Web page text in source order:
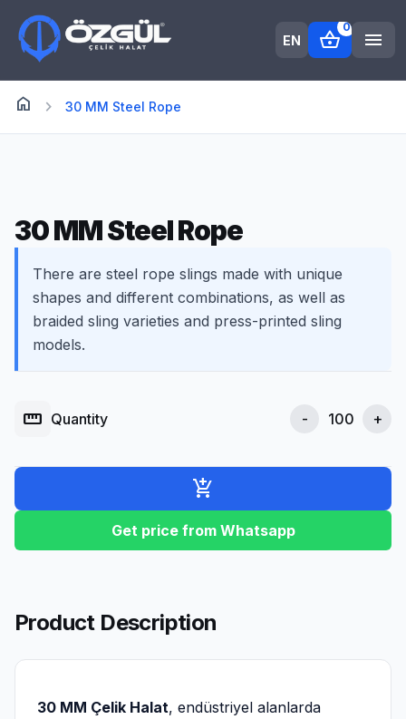
EN shopping_basket
0
menu
home Anasayfa
chevron_right 30 MM Steel Rope
30 MM Steel Rope
There are steel rope slings made with unique
shapes and different combinations, as well as
braided sling varieties and press-printed sling
models.
straighten Quantity - +
add_shopping_cart
Get price from Whatsapp
Product Description
30 MM Çelik Halat, endüstriyel alanlarda